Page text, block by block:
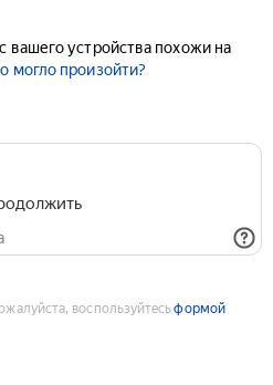
вашего устройства похожи на
могло произойти?
воспользуйтесьформой